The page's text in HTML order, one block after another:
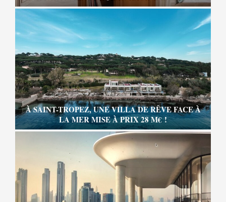
À SAINT-TROPEZ, UNE VILLA DE RÊVE FACE À
LA MER MISE À PRIX 28 M€ !